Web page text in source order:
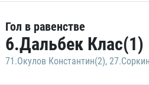
Гол в равенстве
6.Дальбек Клас(1)
71.Окулов Константин(2),